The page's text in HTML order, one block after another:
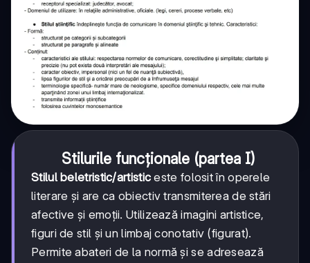
Stilurile funcționale (partea I)
Stilul beletristic/artistic este folosit în operele
literare și are ca obiectiv transmiterea de stări
afective și emoții. Utilizează imagini artistice,
figuri de stil și un limbaj conotativ (figurat).
Permite abateri de la normă și se adresează